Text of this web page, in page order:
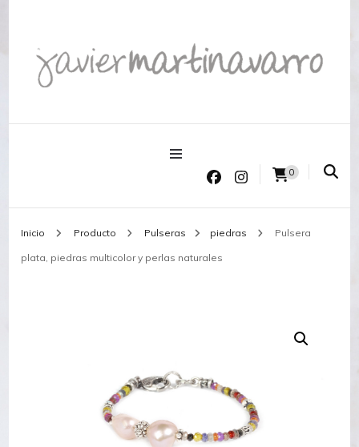
Joyería Javier Martinavarro
0
Inicio Producto Pulseras piedras Pulsera
plata, piedras multicolor y perlas naturales